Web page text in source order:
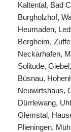
Kaltental, Bad
Burgholzhof,
Heumaden,
Bergheim,
Neckarhafen,
Solitude,
Büsnau,
Neuwirtshaus,
Dürrlewang,
Glemstal,
Plieningen,